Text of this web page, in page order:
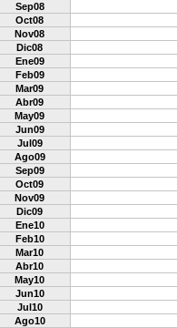
Sep08
Oct08
Nov08
Dic08
Ene09
Feb09
Mar09
Abr09
May09
Jun09
Jul09
Ago09
Sep09
Oct09
Nov09
Dic09
Ene10
Feb10
Mar10
Abr10
May10
Jun10
Jul10
Ago10